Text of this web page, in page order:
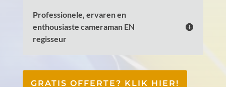
Professionele, ervaren en
enthousiaste cameraman EN
regisseur
GRATIS OFFERTE? KLIK HIER!